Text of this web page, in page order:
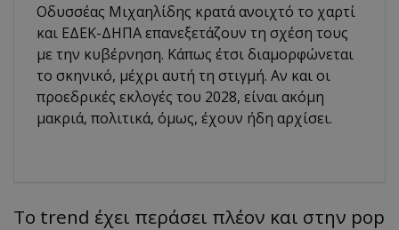
Οδυσσέας Μιχαηλίδης κρατά ανοιχτό το χαρτί
και ΕΔΕΚ-ΔΗΠΑ επανεξετάζουν τη σχέση τους
με την κυβέρνηση. Κάπως έτσι διαμορφώνεται
το σκηνικό, μέχρι αυτή τη στιγμή. Αν και οι
προεδρικές εκλογές του 2028, είναι ακόμη
μακριά, πολιτικά, όμως, έχουν ήδη αρχίσει.
Το trend έχει περάσει πλέον και στην pop